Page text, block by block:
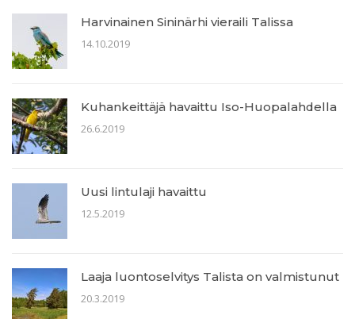
Harvinainen Sininärhi vieraili Talissa
14.10.2019
Kuhankeittäjä havaittu Iso-Huopalahdella
26.6.2019
Uusi lintulaji havaittu
12.5.2019
Laaja luontoselvitys Talista on valmistunut
20.3.2019